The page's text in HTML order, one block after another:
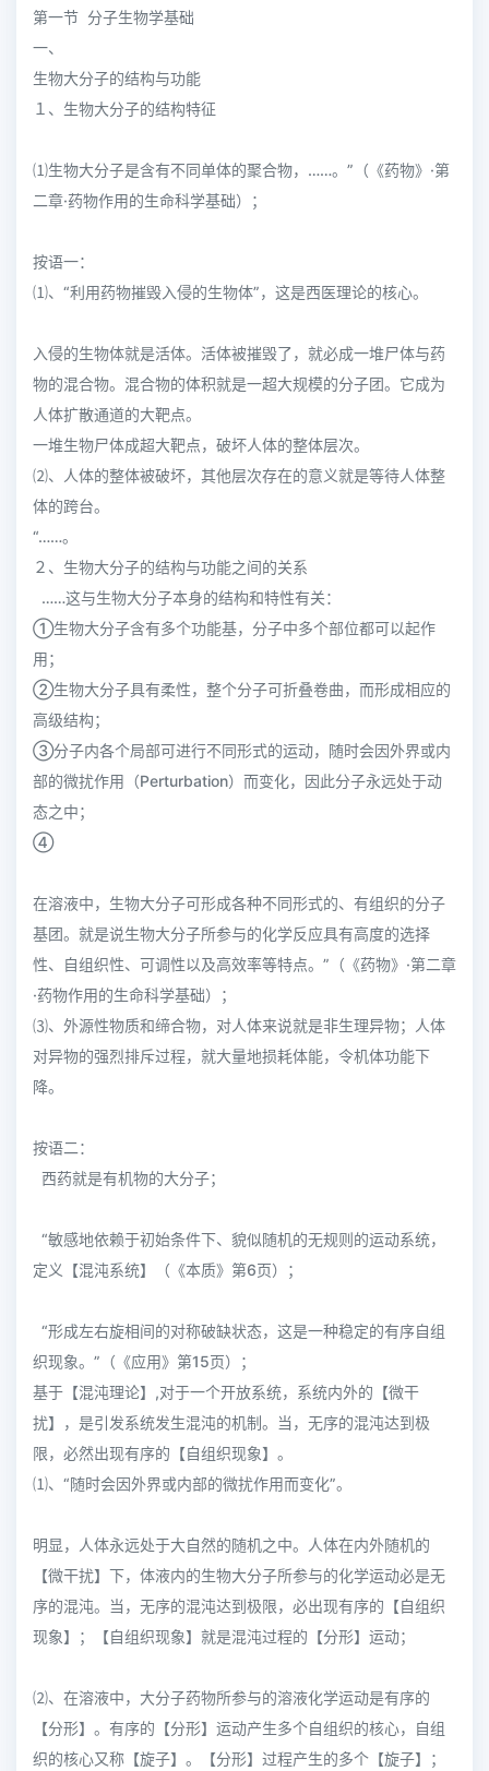
第一节 分子生物学基础
一、
生物大分子的结构与功能
１、生物大分子的结构特征
⑴生物大分子是含有不同单体的聚合物，……。”（《药物》·第
二章·药物作用的生命科学基础）；
按语一：
⑴、“利用药物摧毁入侵的生物体”，这是西医理论的核心。
入侵的生物体就是活体。活体被摧毁了，就必成一堆尸体与药
物的混合物。混合物的体积就是一超大规模的分子团。它成为
人体扩散通道的大靶点。
一堆生物尸体成超大靶点，破坏人体的整体层次。
⑵、人体的整体被破坏，其他层次存在的意义就是等待人体整
体的跨台。
“……。
２、生物大分子的结构与功能之间的关系
……这与生物大分子本身的结构和特性有关：
①生物大分子含有多个功能基，分子中多个部位都可以起作
用；
②生物大分子具有柔性，整个分子可折叠卷曲，而形成相应的
高级结构；
③分子内各个局部可进行不同形式的运动，随时会因外界或内
部的微扰作用（Perturbation）而变化，因此分子永远处于动
态之中；
④
在溶液中，生物大分子可形成各种不同形式的、有组织的分子
基团。就是说生物大分子所参与的化学反应具有高度的选择
性、自组织性、可调性以及高效率等特点。”（《药物》·第二章
·药物作用的生命科学基础）；
⑶、外源性物质和缔合物，对人体来说就是非生理异物；人体
对异物的强烈排斥过程，就大量地损耗体能，令机体功能下
降。
按语二：
西药就是有机物的大分子；
“敏感地依赖于初始条件下、貌似随机的无规则的运动系统，
定义【混沌系统】（《本质》第6页）；
“形成左右旋相间的对称破缺状态，这是一种稳定的有序自组
织现象。”（《应用》第15页）；
基于【混沌理论】,对于一个开放系统，系统内外的【微干
扰】，是引发系统发生混沌的机制。当，无序的混沌达到极
限，必然出现有序的【自组织现象】。
⑴、“随时会因外界或内部的微扰作用而变化”。
明显，人体永远处于大自然的随机之中。人体在内外随机的
【微干扰】下，体液内的生物大分子所参与的化学运动必是无
序的混沌。当，无序的混沌达到极限，必出现有序的【自组织
现象】；【自组织现象】就是混沌过程的【分形】运动；
⑵、在溶液中，大分子药物所参与的溶液化学运动是有序的
【分形】。有序的【分形】运动产生多个自组织的核心，自组
织的核心又称【旋子】。【分形】过程产生的多个【旋子】；